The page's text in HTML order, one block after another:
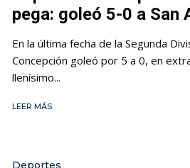
pega: goleó 5-0 a San
En la última fecha de la Segunda
Concepción goleó por 5 a 0, en
llenísimo...
LEER MÁS
Deportes